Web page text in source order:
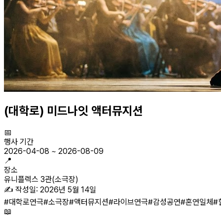
(대학로) 미드나잇 액터뮤지션
📅
행사 기간
2026-04-08 ~ 2026-08-09
📍
장소
유니플렉스 3관(소극장)
✍️ 작성일: 2026년 5월 14일
#대학로연극#소극장#액터뮤지션#라이브연극#감성공연#혼연일체#
📖